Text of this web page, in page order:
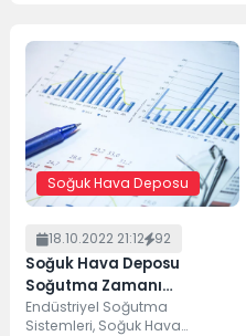
Soğuk Hava Deposu
18.10.2022 21:12 92
Soğuk Hava Deposu
Soğutma Zamanı
Hesaplayıcı
Endüstriyel Soğutma
Sistemleri, Soğuk Hava